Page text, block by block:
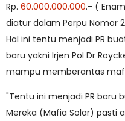
Rp. 60.000.000.000.- (
diatur dalam Perpu Nomor
Hal ini tentu menjadi PR
baru yakni Irjen Pol Dr
mampu memberantas
"Tentu ini menjadi PR baru
Mereka (Mafia Solar) pasti